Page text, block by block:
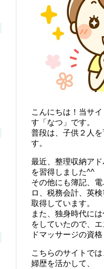
こんにちは！当サ
す「なつ」です。
普段は、子供２人
す。
最近、整理収納ア
を習得しました^^
その他にも簿記、
ロ、税務会計、英
取得しています。
また、独身時代に
をしていたので、
ドマッサージの資
こちらのサイトで
婦歴を活かして、